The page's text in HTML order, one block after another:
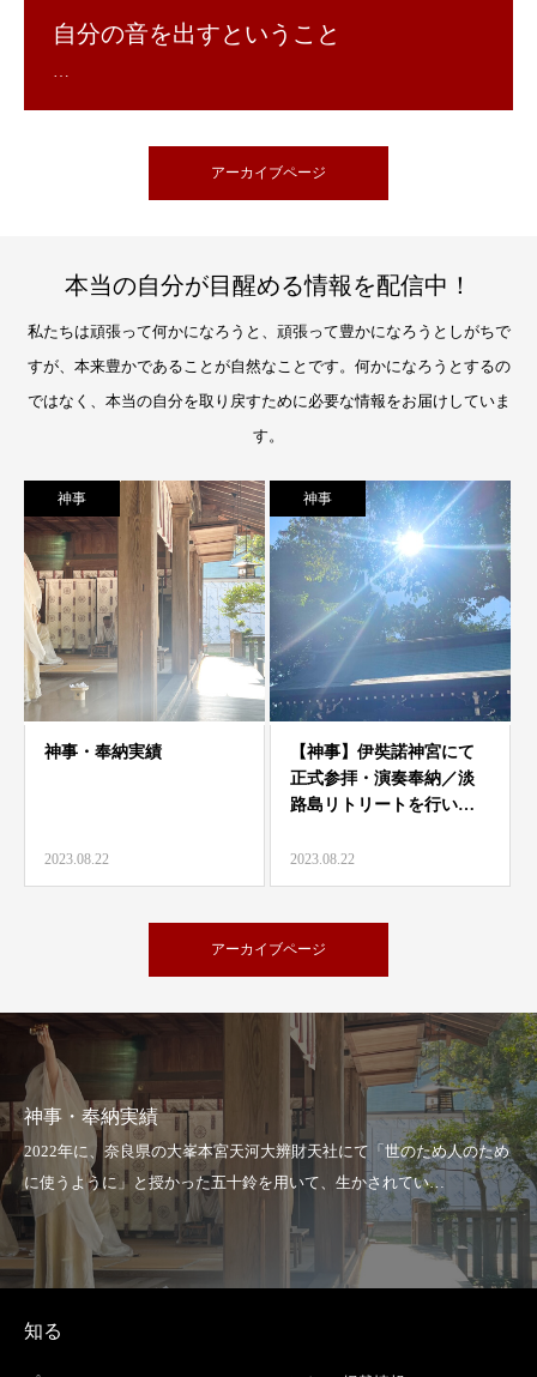
自分の音を出すということ
アーカイブページ
本当の自分が目醒める情報を配信中！
私たちは頑張って何かになろうと、頑張って豊かになろうとしがちで
すが、本来豊かであることが自然なことです。何かになろうとするの
ではなく、本当の自分を取り戻すために必要な情報をお届けしていま
す。
神事
2023.08.22
神事
2023.08.22
アーカイブページ
神事・奉納実績
知る